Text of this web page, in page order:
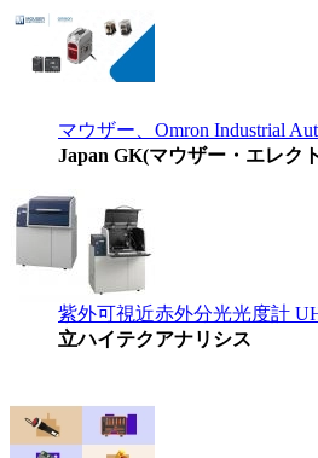
マウザー、Omron Industrial
Japan GK(マウザー・エレク
紫外可視近赤外分光光度計
立ハイテクアナリシス